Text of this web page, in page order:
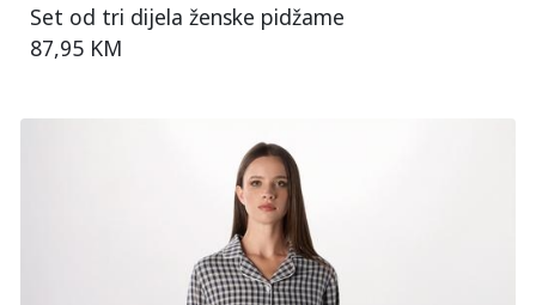
Set od tri dijela ženske pidžame
87,95 KM